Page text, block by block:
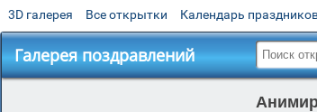
3D галерея Все открытки Календарь
Галерея поздравлений